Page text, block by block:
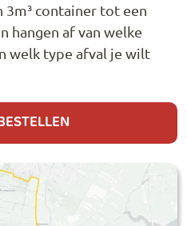
3m³ container tot een
hangen af van welke
welk type afval je wilt